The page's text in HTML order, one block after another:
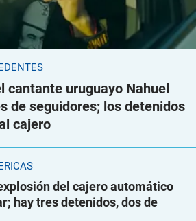
cantante uruguayo Nahuel
de seguidores; los detenidos
cajero
del cajero automático
hay tres detenidos, dos de